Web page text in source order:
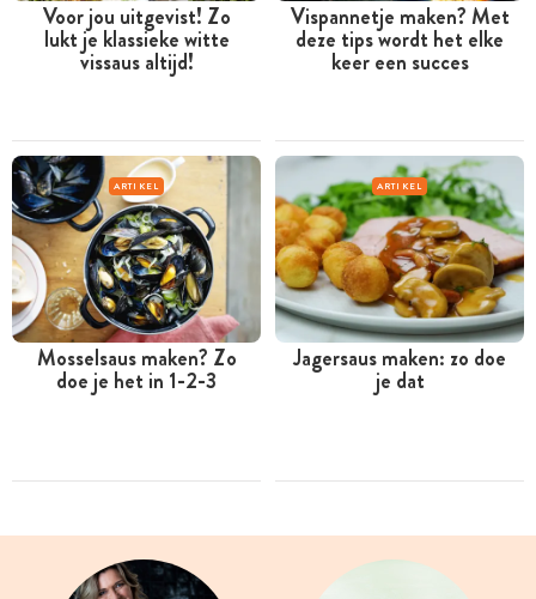
Voor jou uitgevist! Zo
lukt je klassieke witte
vissaus altijd!
Vispannetje maken? Met
deze tips wordt het elke
keer een succes
ARTIKEL
Mosselsaus maken? Zo
doe je het in 1-2-3
ARTIKEL
Jagersaus maken: zo doe
je dat